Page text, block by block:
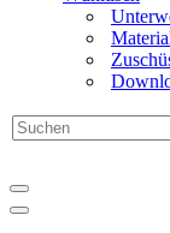
Suchen
nach …
Navigationsmenü
Navigationsmenü